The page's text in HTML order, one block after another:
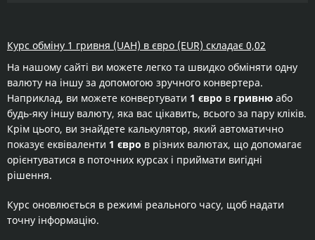
Курс обміну 1 гривня (UAH) в євро (EUR) складає 0,02
На нашому сайті ви можете легко та швидко обміняти одну
валюту на іншу за допомогою зручного конвертера.
Наприклад, ви можете конвертувати 1 євро в гривню або
будь-яку іншу валюту, яка вас цікавить, всього за пару кліків.
Крім цього, ви знайдете калькулятор, який автоматично
показує еквіваленти 1 євро в різних валютах, що допомагає
орієнтуватися в поточних курсах і приймати вигідні
рішення.
Курс оновлюється в режимі реального часу, щоб надати
точну інформацію.